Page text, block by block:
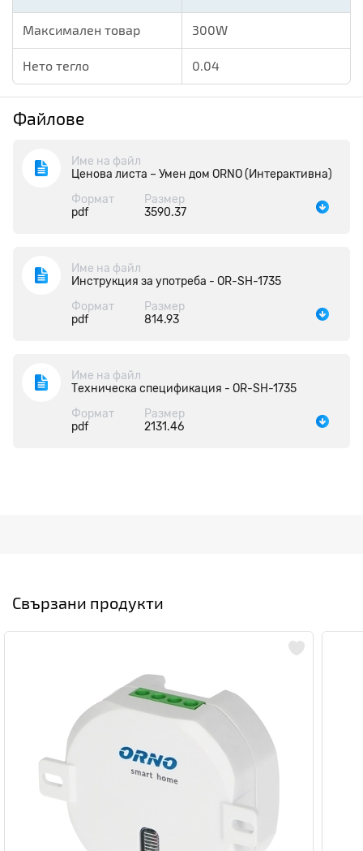
Максимален товар 300W
Нето тегло 0.04
Файлове
Име на файл
Ценова листа – Умен дом ORNO (Интерактивна)
Формат
pdf
Размер
3590.37
Име на файл
Инструкция за употреба - OR-SH-1735
Формат
pdf
Размер
814.93
Име на файл
Техническа спецификация - OR-SH-1735
Формат
pdf
Размер
2131.46
Свързани продукти